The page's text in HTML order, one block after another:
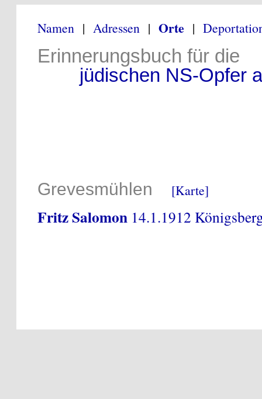
Namen | Adressen | Orte |
Erinnerungsbuch für die
jüdischen NS-Opfer
Grevesmühlen [Karte]
Fritz Salomon 14.1.1912